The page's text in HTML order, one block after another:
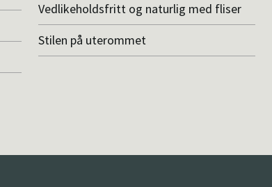
Vedlikeholdsfritt og naturlig med fliser
Stilen på uterommet